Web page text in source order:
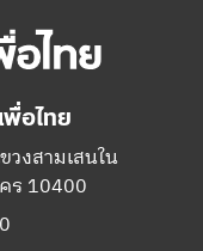
อไทย
งสามเสนใน
ร 10400